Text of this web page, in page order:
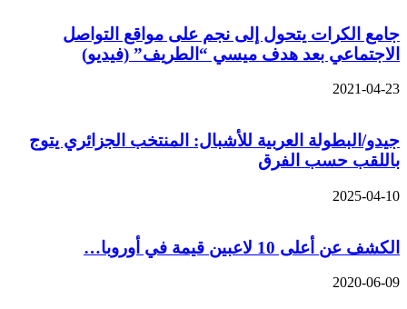
جامع الكرات يتحول إلى نجم على مواقع التواصل
الاجتماعي بعد هدف ميسي “الطريف” (فيديو)
2021-04-23
جيدو/البطولة العربية للأشبال: المنتخب الجزائري يتوج
باللقب حسب الفرق
2025-04-10
الكشف عن أعلى 10 لاعبين قيمة في أوروبا…
2020-06-09